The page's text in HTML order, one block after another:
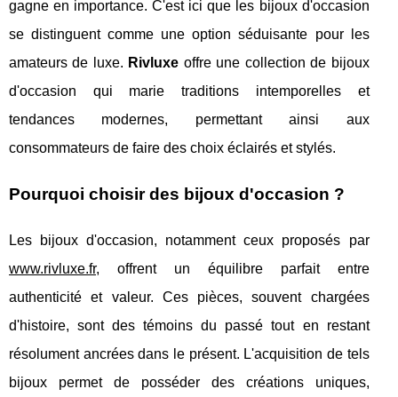
gagne en importance. C'est ici que les bijoux d'occasion
se distinguent comme une option séduisante pour les
amateurs de luxe. Rivluxe offre une collection de bijoux
d'occasion qui marie traditions intemporelles et
tendances modernes, permettant ainsi aux
consommateurs de faire des choix éclairés et stylés.
Pourquoi choisir des bijoux d'occasion ?
Les bijoux d'occasion, notamment ceux proposés par
www.rivluxe.fr, offrent un équilibre parfait entre
authenticité et valeur. Ces pièces, souvent chargées
d'histoire, sont des témoins du passé tout en restant
résolument ancrées dans le présent. L'acquisition de tels
bijoux permet de posséder des créations uniques,